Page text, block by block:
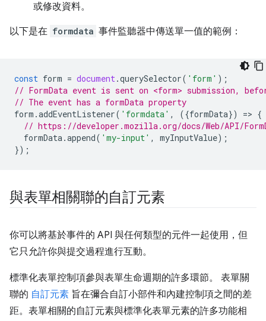
或修改資料。
以下是在 formdata 事件監聽器中傳送單一值的範例：
const form = document.querySelector( 'form' );
// FormData event is sent on <form> submission,
// The event has a formData property
form .addEventListener( 'formdata' , ({formData}) => {
// https://developer.mozilla.org/docs/Web/API/
formData.append( 'my-input' , myInputValue);
});
與表單相關聯的自訂元素
你可以將基於事件的 API 與任何類型的元件一起使用，但
它只允許你與提交過程進行互動。
標準化表單控制項參與表單生命週期的許多環節。 表單關
聯的 自訂元素 旨在彌合自訂小部件和內建控制項之間的差
距。表單相關的自訂元素與標準化表單元素的許多功能相